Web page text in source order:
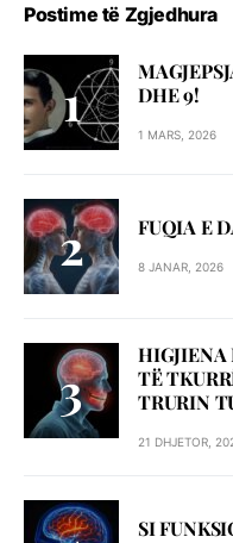
Postime të Zgjedhura
DHE 9!
1 MARS, 2026
FUQIA E
8 JANAR, 2026
HIGJIENA
TË
TRURIN
21 DHJETOR,
SI